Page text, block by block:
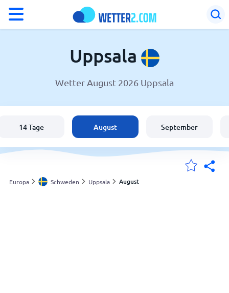
Wetter in Uppsala
Schweiz
Deutschland
Uppsala
Wetter August 2026 Uppsala
14 Tage August September
Europa Schweden Uppsala August